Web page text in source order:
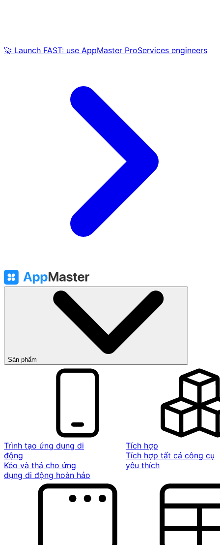
🚀 Launch FAST: use AppMaster ProServices engineers
Sản phẩm
Trình tạo ứng dụng di
động
Kéo và thả cho ứng
dụng di động hoàn hảo
Tích hợp
Tích hợp tất cả công cụ
yêu thích